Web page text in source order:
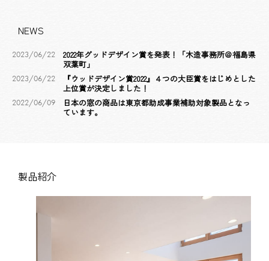
NEWS
2023/06/22
2022年グッドデザイン賞を発表！「木造事務所＠福島県
双葉町」
2023/06/22
『ウッドデザイン賞2022』４つの大臣賞をはじめとした
上位賞が決定しました！
2022/06/09
日本の窓の商品は東京都助成事業補助対象製品となっ
ています。
製品紹介